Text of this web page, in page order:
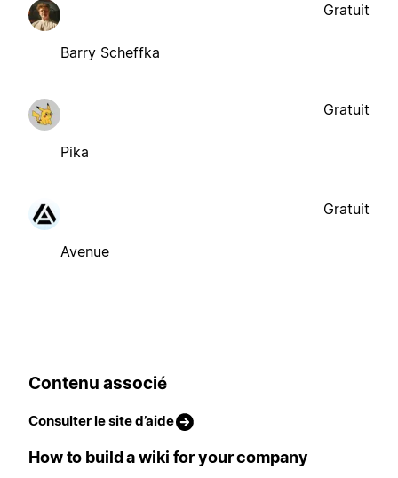
Barry Scheffka
Gratuit
Pika
Gratuit
Avenue
Gratuit
Contenu associé
Consulter le site d’aide
How to build a wiki for your company